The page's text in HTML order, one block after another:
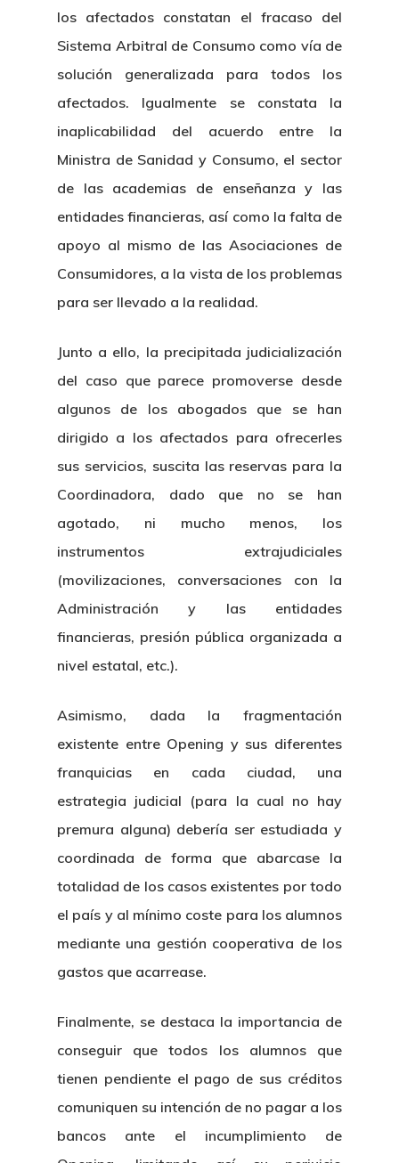
los afectados constatan el fracaso del
Sistema Arbitral de Consumo como vía de
solución generalizada para todos los
afectados. Igualmente se constata la
inaplicabilidad del acuerdo entre la
Ministra de Sanidad y Consumo, el sector
de las academias de enseñanza y las
entidades financieras, así como la falta de
apoyo al mismo de las Asociaciones de
Consumidores, a la vista de los problemas
para ser llevado a la realidad.
Junto a ello, la precipitada judicialización
del caso que parece promoverse desde
algunos de los abogados que se han
dirigido a los afectados para ofrecerles
sus servicios, suscita las reservas para la
Coordinadora, dado que no se han
agotado, ni mucho menos, los
instrumentos extrajudiciales
(movilizaciones, conversaciones con la
Administración y las entidades
financieras, presión pública organizada a
nivel estatal, etc.).
Asimismo, dada la fragmentación
existente entre Opening y sus diferentes
franquicias en cada ciudad, una
estrategia judicial (para la cual no hay
premura alguna) debería ser estudiada y
coordinada de forma que abarcase la
totalidad de los casos existentes por todo
el país y al mínimo coste para los alumnos
mediante una gestión cooperativa de los
gastos que acarrease.
Finalmente, se destaca la importancia de
conseguir que todos los alumnos que
tienen pendiente el pago de sus créditos
comuniquen su intención de no pagar a los
bancos ante el incumplimiento de